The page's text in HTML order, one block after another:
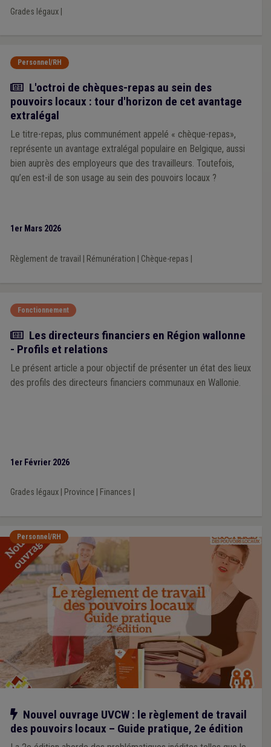
Grades légaux|
Personnel/RH
Article
L'octroi de chèques-repas au sein des
pouvoirs locaux : tour d'horizon de cet avantage
extralégal
Le titre-repas, plus communément appelé « chèque-repas»,
représente un avantage extralégal populaire en Belgique, aussi
bien auprès des employeurs que des travailleurs. Toutefois,
qu’en est-il de son usage au sein des pouvoirs locaux ?
1er Mars 2026
Règlement de travail Rémunération Chèque-repas
Fonctionnement
Article
Les directeurs financiers en Région wallonne
- Profils et relations
Le présent article a pour objectif de présenter un état des lieux
des profils des directeurs financiers communaux en Wallonie.
1er Février 2026
Grades légaux| Province Finances
Personnel/RH
Notre action
Nouvel ouvrage UVCW : le règlement de travail
des pouvoirs locaux – Guide pratique, 2e édition